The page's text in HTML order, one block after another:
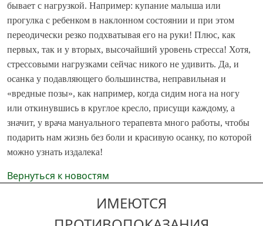
бывает с нагрузкой. Например: купание малыша или
прогулка с ребенком в наклонном состоянии и при этом
переодически резко подхватывая его на руки! Плюс, как
первых, так и у вторых, высочайший уровень стресса! Хотя,
стрессовыми нагрузками сейчас никого не удивить. Да, и
осанка у подавляющего большинства, неправильная и
«вредные позы», как например, когда сидим нога на ногу
или откинувшись в круглое кресло, присущи каждому, а
значит, у врача мануального терапевта много работы, чтобы
подарить нам жизнь без боли и красивую осанку, по которой
можно узнать издалека!
Вернуться к новостям
ИМЕЮТСЯ